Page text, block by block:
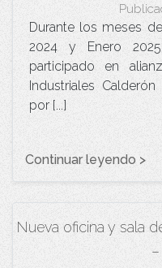
Durante los meses
2024 y Enero
participado en
Industriales
por [...]
Continuar leyendo >
Nueva oficina y sala